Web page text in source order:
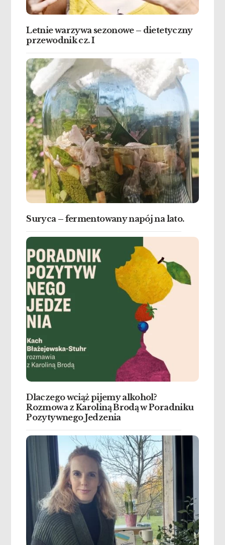
Letnie warzywa sezonowe – dietetyczny
przewodnik cz. I
Suryca – fermentowany napój na lato.
Dlaczego wciąż pijemy alkohol?
Rozmowa z Karoliną Brodą w Poradniku
Pozytywnego Jedzenia